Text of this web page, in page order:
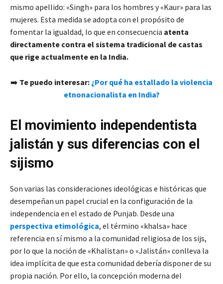
mismo apellido: «Singh» para los hombres y «Kaur» para las
mujeres. Esta medida se adopta con el propósito de
fomentar la igualdad, lo que en consecuencia atenta
directamente contra el sistema tradicional de castas
que rige actualmente en la India.
➡️ Te puedo interesar: ¿Por qué ha estallado la violencia
etnonacionalista en India?
El movimiento independentista
jalistán y sus diferencias con el
sijismo
Son varias las consideraciones ideológicas e históricas que
desempeñan un papel crucial en la configuración de la
independencia en el estado de Punjab. Desde una
perspectiva etimológica, el término «khalsa» hace
referencia en sí mismo a la comunidad religiosa de los sijs,
por lo que la noción de «Khalistan» o «Jalistán» conlleva la
idea implícita de que esta comunidad debería disponer de su
propia nación. Por ello, la concepción moderna del